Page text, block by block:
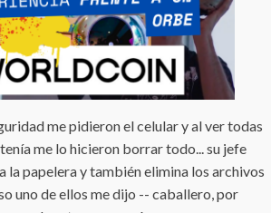
me pidieron el celular y al ver todas
me lo hicieron borrar todo... su jefe
la papelera y también elimina los archivos
uno de ellos me dijo -- caballero, por